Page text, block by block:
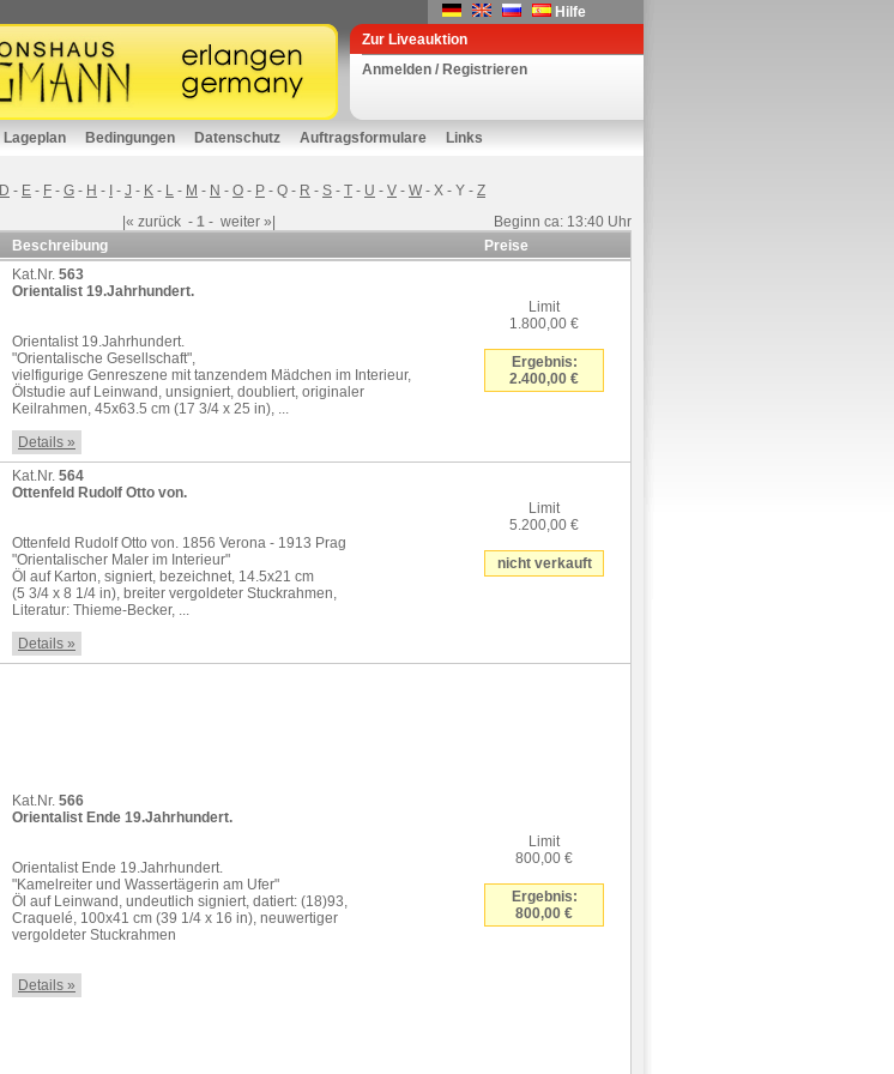
Hilfe
Zur Liveauktion
Anmelden / Registrieren
Lageplan Bedingungen Datenschutz Auftragsformulare Links
D - E - F - G - H - - J - K - L - M - N - O - P - Q - R - S - T - U - V - W - X - Y - Z
Beginn ca: 13:40 Uhr
|« zurück - 1 - weiter »|
Beschreibung
Preise
Kat.Nr. 563
Orientalist 19.Jahrhundert.
Orientalist 19.Jahrhundert.
"Orientalische Gesellschaft",
vielfigurige Genreszene mit tanzendem Mädchen im Interieur,
Ölstudie auf Leinwand, unsigniert, doubliert, originaler
Keilrahmen, 45x63.5 cm (17 3/4 x 25 in), ...
Details »
Limit
1.800,00 €
Ergebnis:
2.400,00 €
Kat.Nr. 564
Ottenfeld Rudolf Otto von.
Ottenfeld Rudolf Otto von. 1856 Verona - 1913 Prag
"Orientalischer Maler im Interieur"
Öl auf Karton, signiert, bezeichnet, 14.5x21 cm
(5 3/4 x 8 1/4 in), breiter vergoldeter Stuckrahmen,
Literatur: Thieme-Becker, ...
Details »
Limit
5.200,00 €
nicht verkauft
Kat.Nr. 566
Orientalist Ende 19.Jahrhundert.
Orientalist Ende 19.Jahrhundert.
"Kamelreiter und Wassertägerin am Ufer"
Öl auf Leinwand, undeutlich signiert, datiert: (18)93,
Craquelé, 100x41 cm (39 1/4 x 16 in), neuwertiger
vergoldeter Stuckrahmen
Details »
Limit
800,00 €
Ergebnis:
800,00 €